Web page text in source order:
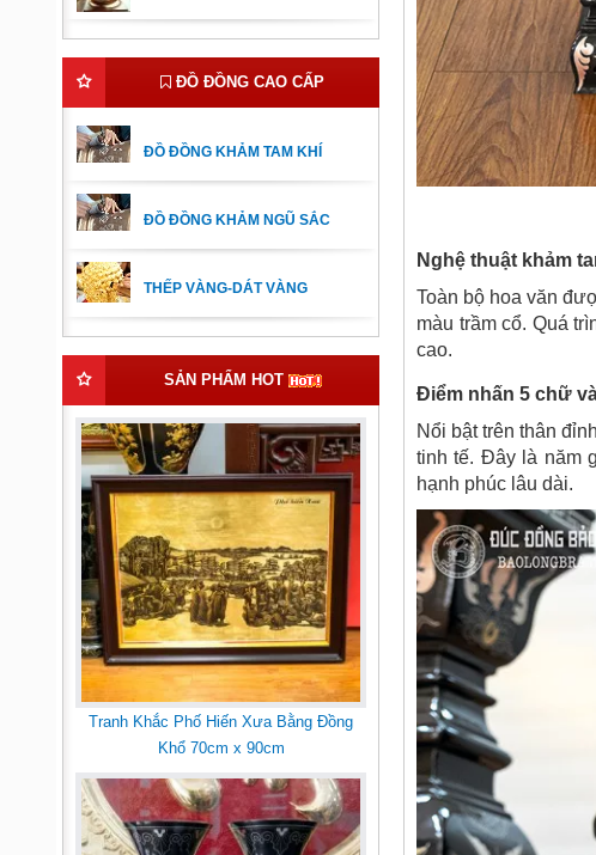
ĐỒ ĐỒNG CAO CẤP
ĐỒ ĐỒNG KHẢM TAM KHÍ
ĐỒ ĐỒNG KHẢM NGŨ SẮC
THẾP VÀNG-DÁT VÀNG
SẢN PHẨM HOT
Tranh Khắc Phố Hiến Xưa Bằng Đồng
Khổ 70cm x 90cm
Nghệ thuật khảm
Toàn bộ hoa văn
màu trầm cổ. Quá
cao.
Điểm nhấn 5 chữ
Nổi bật trên thân
tinh tế. Đây là năm
hạnh phúc lâu dài.